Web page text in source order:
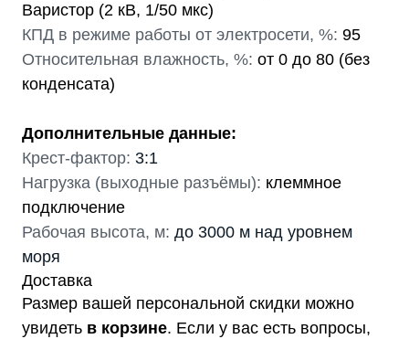
Варистор (2 кВ, 1/50 мкс)
КПД в режиме работы от электросети, %: 95
Относительная влажность, %: от 0 до 80 (без
конденсата)
Дополнительные данные:
Крест-фактор: 3:1
Нагрузка (выходные разъёмы): клеммное
подключение
Рабочая высота, м: до 3000 м над уровнем
моря
Доставка
Размер вашей персональной скидки можно
увидеть в корзине. Если у вас есть вопросы,